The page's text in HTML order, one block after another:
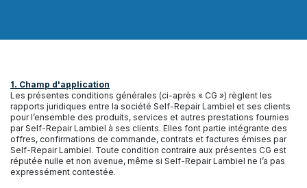
1. Champ d'application
Les présentes conditions générales (ci-après « CG ») règlent les
rapports juridiques entre la société Self-Repair Lambiel et ses clients
pour l’ensemble des produits, services et autres prestations fournies
par Self-Repair Lambiel à ses clients. Elles font partie intégrante des
offres, confirmations de commande, contrats et factures émises par
Self-Repair Lambiel. Toute condition contraire aux présentes CG est
réputée nulle et non avenue, même si Self-Repair Lambiel ne l’a pas
expressément contestée.